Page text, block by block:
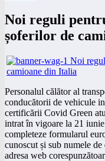
Noi reguli
șoferilor de
Personalul călător al
conducătorii de vehicule
certificării Covid Green
intrat în vigoare la 21
completeze formularul
cunoscut și sub numele
adresa web